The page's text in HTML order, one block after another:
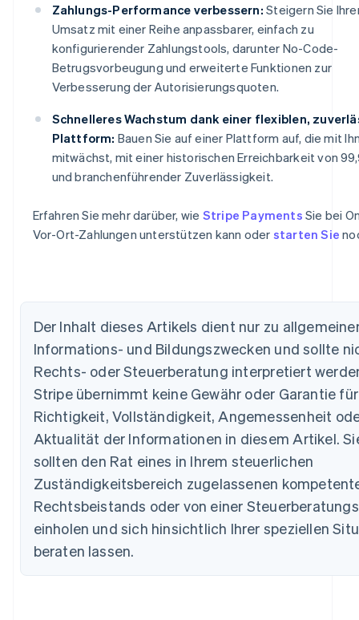
Zahlungs-Performance verbessern: Steigern Sie
Umsatz mit einer Reihe anpassbarer, einfach zu
konfigurierender Zahlungstools, darunter No-Code-
Betrugsvorbeugung und erweiterte Funktionen zur
Verbesserung der Autorisierungsquoten.
Schnelleres Wachstum dank einer flexiblen,
Plattform: Bauen Sie auf einer Plattform auf, die mit
mitwächst, mit einer historischen Erreichbarkeit von
und branchenführender Zuverlässigkeit.
Erfahren Sie mehr darüber, wie Stripe Payments Sie bei
Vor-Ort-Zahlungen unterstützen kann oder starten Sie
Der Inhalt dieses Artikels dient nur zu
Informations- und Bildungszwecken und sollte
Rechts- oder Steuerberatung interpretiert
Stripe übernimmt keine Gewähr oder Garantie
Richtigkeit, Vollständigkeit, Angemessenheit
Aktualität der Informationen in diesem Artikel.
sollten den Rat eines in Ihrem steuerlichen
Zuständigkeitsbereich zugelassenen
Rechtsbeistands oder von einer
einholen und sich hinsichtlich Ihrer speziellen
beraten lassen.
Australien
Belgien
NederlandsFrançaisDeutschEnglish
Brasilien
PortuguêsEnglish
Bulgarien
English
English
Deutschland
Deutsch English
Estland
English
Festlandchina
Finnland